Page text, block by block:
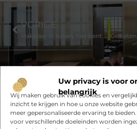
Uw privacy is voor
belangrijk
Wij maken gebruik van cookies en
inzicht te krijgen in hoe u onze website
meer gepersonaliseerde ervaring te
voor verschillende doeleinden worden
Had je deze artikelen al
VORIGE
Makelaar in Assen, hier bent u aan het goede adres